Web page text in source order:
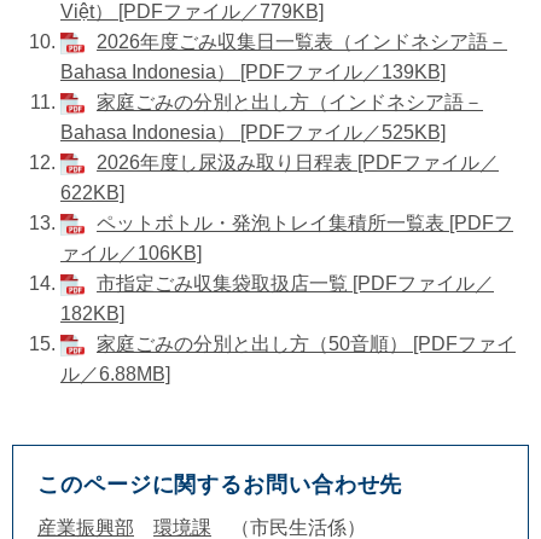
Việt） [PDFファイル／779KB]
2026年度ごみ収集日一覧表（インドネシア語－
Bahasa Indonesia） [PDFファイル／139KB]
家庭ごみの分別と出し方（インドネシア語－
Bahasa Indonesia） [PDFファイル／525KB]
2026年度し尿汲み取り日程表 [PDFファイル／
622KB]
ペットボトル・発泡トレイ集積所一覧表 [PDFフ
ァイル／106KB]
市指定ごみ収集袋取扱店一覧 [PDFファイル／
182KB]
家庭ごみの分別と出し方（50音順） [PDFファイ
ル／6.88MB]
このページに関するお問い合わせ先
産業振興部 環境課
市民生活係